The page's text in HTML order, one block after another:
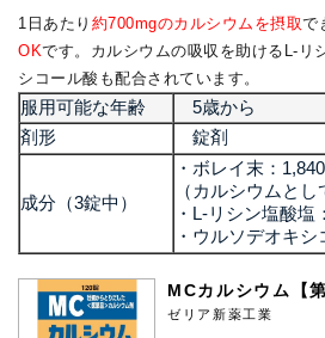
1日あたり 約700mgのカルシウムを摂取で
OKです。カルシウムの吸収を助けるL-リ
シコール酸も配合されています。
服用可能な年齢
5歳から
剤形
錠剤
成分（3錠中）
・ボレイ末：
（カルシウムとし
・L-リシン塩酸塩
・ウルソデオキ
MCカルシウム【
ゼリア新薬工業